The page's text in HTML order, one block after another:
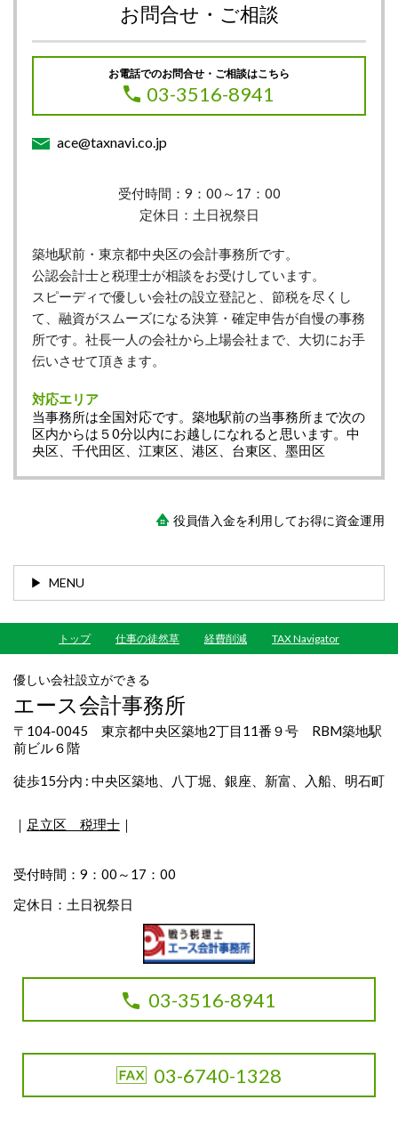
お問合せ・ご相談
お電話でのお問合せ・ご相談はこちら
03-3516-8941
ace@taxnavi.co.jp
受付時間：9：00～17：00
定休日：土日祝祭日
築地駅前・東京都中央区の会計事務所です。
公認会計士と税理士が相談をお受けしています。
スピーディで優しい会社の設立登記と、節税を尽くし
て、融資がスムーズになる決算・確定申告が自慢の事務
所です。社長一人の会社から上場会社まで、大切にお手
伝いさせて頂きます。
対応エリア
当事務所は全国対応です。築地駅前の当事務所まで次の
区内からは５0分以内にお越しになれると思います。中
央区、千代田区、江東区、港区、台東区、墨田区
役員借入金を利用してお得に資金運用
MENU
トップ 仕事の徒然草 経費削減 TAX Navigator
優しい会社設立ができる
エース会計事務所
〒104-0045 東京都中央区築地2丁目11番９号 RBM築地駅
前ビル６階
徒歩15分内 : 中央区築地、八丁堀、銀座、新富、入船、明石町
｜ 足立区 税理士 ｜
受付時間：9：00～17：00
定休日：土日祝祭日
03-3516-8941
03-6740-1328